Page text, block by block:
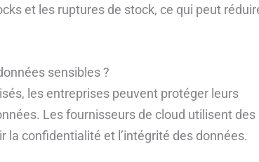
et les ruptures de stock, ce qui peut
sensibles ?
les entreprises peuvent protéger leurs
Les fournisseurs de cloud utilisent des
confidentialité et l’intégrité des données.